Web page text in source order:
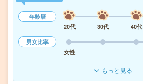
年齢層
20代
30代 40代
男女比率
女性
もっと見る